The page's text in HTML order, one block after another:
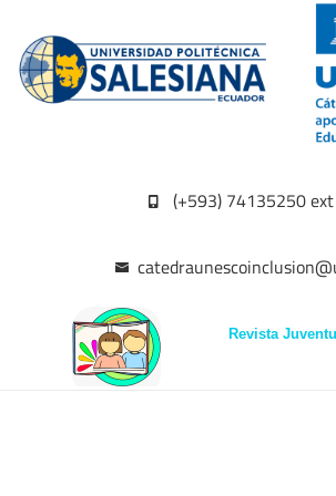
(+593) 74135250
Revista